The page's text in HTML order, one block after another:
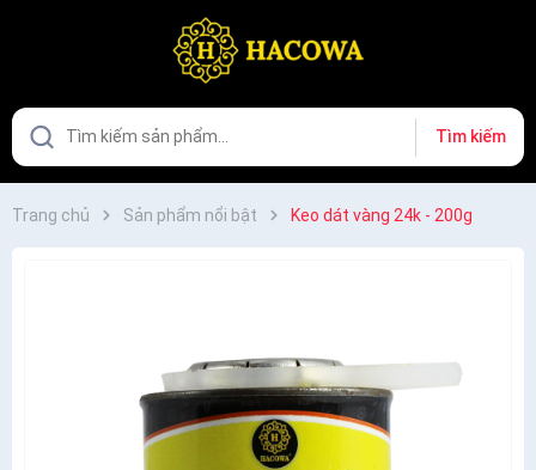
Tìm kiếm
Trang chủ Sản phẩm nổi bật Keo dát vàng 24k - 200g